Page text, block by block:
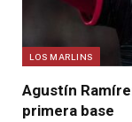
LOS MARLINS
Agustín
primera base